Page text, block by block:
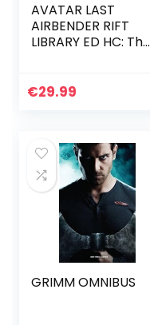
AVATAR LAST
AIRBENDER RIFT
LIBRARY ED HC: The
€29.99
GRIMM OMNIBUS